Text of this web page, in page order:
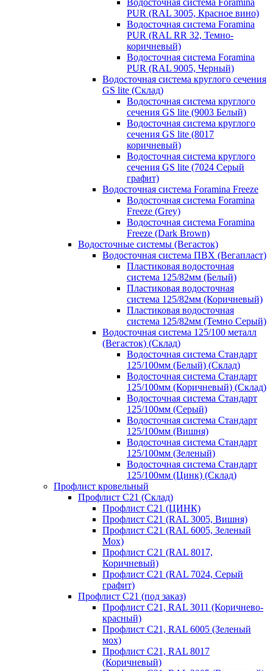
PUR (RAL 3005, Красное вино)
Водосточная система Foramina
PUR (RAL RR 32, Темно-
коричневый)
Водосточная система Foramina
PUR (RAL 9005, Черный)
Водосточная система круглого сечения
GS lite (Склад)
Водосточная система круглого
сечения GS lite (9003 Белый)
Водосточная система круглого
сечения GS lite (8017
коричневый)
Водосточная система круглого
сечения GS lite (7024 Серый
графит)
Водосточная система Foramina Freeze
Водосточная система Foramina
Freeze (Grey)
Водосточная система Foramina
Freeze (Dark Brown)
Водосточные системы (Вегасток)
Водосточная система ПВХ (Вегапласт)
Пластиковая водосточная
система 125/82мм (Белый)
Пластиковая водосточная
система 125/82мм (Коричневый)
Пластиковая водосточная
система 125/82мм (Темно Серый)
Водосточная система 125/100 металл
(Вегасток) (Склад)
Водосточная система Стандарт
125/100мм (Белый) (Склад)
Водосточная система Стандарт
125/100мм (Коричневый) (Склад)
Водосточная система Стандарт
125/100мм (Серый)
Водосточная система Стандарт
125/100мм (Вишня)
Водосточная система Стандарт
125/100мм (Зеленый)
Водосточная система Стандарт
125/100мм (Цинк) (Склад)
Профлист кровельный
Профлист С21 (Склад)
Профлист С21 (ЦИНК)
Профлист С21 (RAL 3005, Вишня)
Профлист С21 (RAL 6005, Зеленый
Мох)
Профлист С21 (RAL 8017,
Коричневый)
Профлист С21 (RAL 7024, Серый
графит)
Профлист С21 (под заказ)
Профлист С21, RAL 3011 (Коричнево-
красный)
Профлист С21, RAL 6005 (Зеленый
мох)
Профлист С21, RAL 8017
(Коричневый)